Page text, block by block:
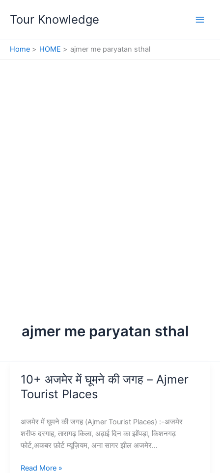
Tour Knowledge
Home HOME ajmer me paryatan sthal
ajmer me paryatan sthal
10+ अजमेर में घूमने की जगह – Ajmer
Tourist Places
अजमेर में घूमने की जगह (Ajmer Tourist Places) :-अजमेर
शरीफ दरगाह, तारागढ़ किला, अढ़ाई दिन का झोंपड़ा, किशनगढ़
फोर्ट,अकबर फ़ोर्ट म्यूज़ियम, अना सागर झील अजमेर…
10+
Read More »